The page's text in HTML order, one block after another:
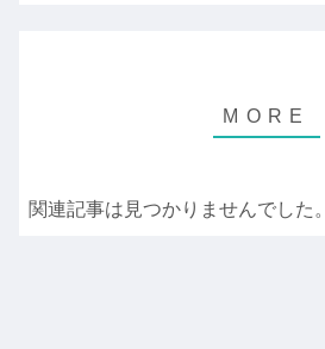
関連記事は見つかりませんでした。